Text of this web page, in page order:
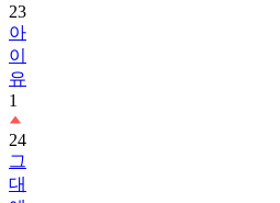
23
아
이
유
1
24
그
대